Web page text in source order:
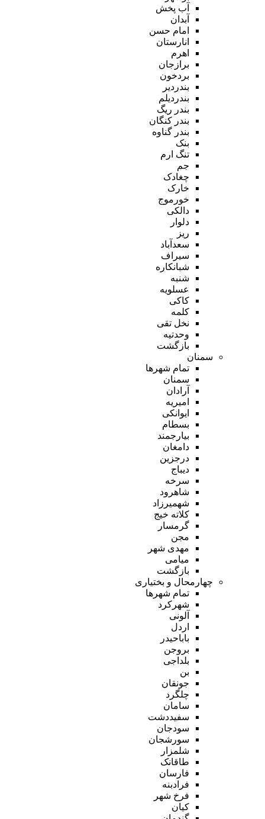
آب پخش
آبدان
امام حسن
انارستان
اهرم
برازجان
بردخون
بندردیر
بندردیلم
بندر ریگ
بندر کنگان
بندر گناوه
بنک
تنگ ارم
جم
چغادک
خارک
خورموج
دالکی
دلوار
ریز
سعدآباد
سیراف
شبانکاره
شنبه
عسلویه
کاکی
کلمه
نخل تقی
وحدتیه
بازگشت
سمنان
تمام شهر‌ها
سمنان
آرادان
امیریه
ایوانکی
بسطام
بیارجمند
دامغان
درجزین
دیباج
سرخه
شاهرود
شهمیرزاد
کلاته خیج
گرمسار
مجن
مهدی شهر
میامی
بازگشت
چهارمحال و بختیاری
تمام شهر‌ها
شهرکرد
آلونی
اردل
باباحیدر
بروجن
بلداجی
بن
جونقان
چلگرد
سامان
سفیددشت
سودجان
سورشجان
شلمزار
طاقانک
فارسان
فرادبنه
فرخ شهر
کیان